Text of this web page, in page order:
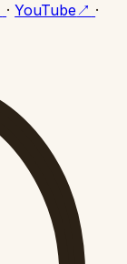
· YouTube↗ ·